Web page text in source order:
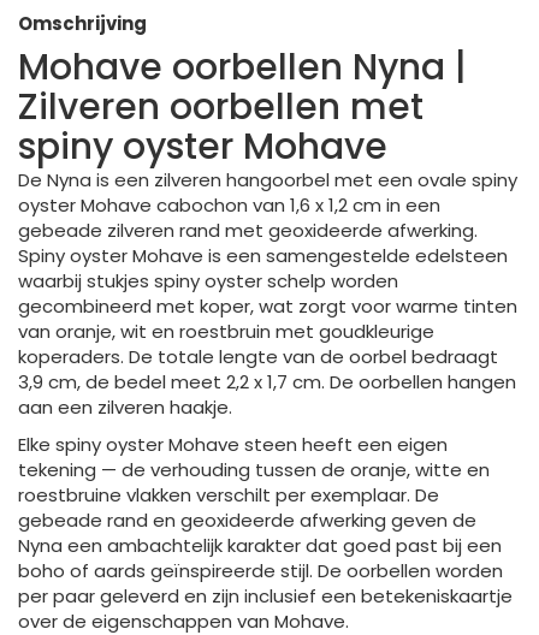
Omschrijving
Mohave oorbellen Nyna |
Zilveren oorbellen met
spiny oyster Mohave
De Nyna is een zilveren hangoorbel met een ovale spiny
oyster Mohave cabochon van 1,6 x 1,2 cm in een
gebeade zilveren rand met geoxideerde afwerking.
Spiny oyster Mohave is een samengestelde edelsteen
waarbij stukjes spiny oyster schelp worden
gecombineerd met koper, wat zorgt voor warme tinten
van oranje, wit en roestbruin met goudkleurige
koperaders. De totale lengte van de oorbel bedraagt
3,9 cm, de bedel meet 2,2 x 1,7 cm. De oorbellen hangen
aan een zilveren haakje.
Elke spiny oyster Mohave steen heeft een eigen
tekening — de verhouding tussen de oranje, witte en
roestbruine vlakken verschilt per exemplaar. De
gebeade rand en geoxideerde afwerking geven de
Nyna een ambachtelijk karakter dat goed past bij een
boho of aards geïnspireerde stijl. De oorbellen worden
per paar geleverd en zijn inclusief een betekeniskaartje
over de eigenschappen van Mohave.